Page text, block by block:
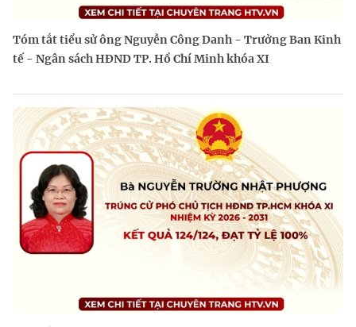
Tóm tắt tiểu sử ông Nguyễn Công Danh - Trưởng Ban Kinh
tế - Ngân sách HĐND TP. Hồ Chí Minh khóa XI